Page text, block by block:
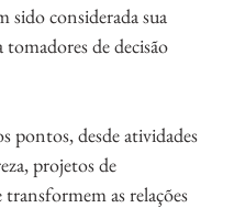
sido considerada sua
de decisão
pontos, desde atividades
projetos de
as relações